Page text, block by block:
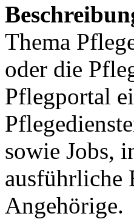
Thema
oder die
Pflegportal
sowie Jobs,
ausführliche
Angehörige.